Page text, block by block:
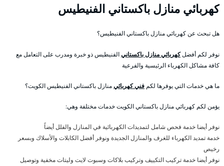
كهربائي منازل باكستاني الفنيطيس
هل تبحث عن كهربائي منازل باكستاني الفنيطيس؟
نوفر لكم أفضلكهربائي منازل باكستانيالفنيطيس ذو خبرة ومدرب على التعامل مع
كافة مشاكل الكهرباء الرئيسية والفرعية
ما هي خدمات التي يوفرها لكم فني كهربائيمنازل باكستاني الفنيطيس الكويت؟
يؤمن لكم كهربائي منازل باكستاني الكويت خدمات مختلفة وهي:
نوفر أيضا خدمة فحص شامل لتمديدات الكهربائية في المنازل والفلل أيضاً
خدمة تمديد الكهرباء للغرف والمنازل الجديدة ونوفر أفضل الكابلات والأسلاك وبسعر
رخيص
نوفر أيضا خدمة تركيب التكييف وتركيب بلاكات وسبوت لايت وليتات مخفية وتوصيل